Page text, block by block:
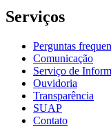
Serviços
Perguntas
Comunicação
Serviço de
Ouvidoria
Transparência
SUAP
Contato